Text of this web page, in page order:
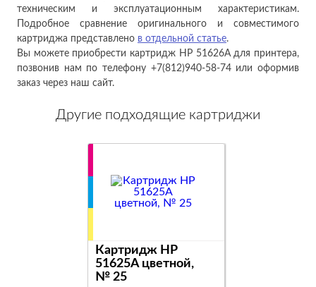
техническим и эксплуатационным характеристикам.
Подробное сравнение оригинального и совместимого
картриджа представлено в отдельной статье.
Вы можете приобрести картридж HP 51626A для принтера,
позвонив нам по телефону +7(812)940-58-74 или оформив
заказ через наш сайт.
Другие подходящие картриджи
Картридж HP
51625A цветной,
№ 25